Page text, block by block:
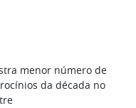
menor número de
da década no